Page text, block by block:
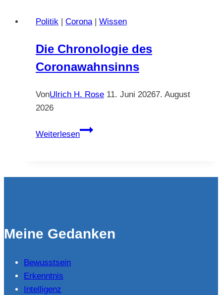
bis
Unfähigkeit.
Ulrich
Rose
Politik Corona| Wissen
Die Chronologie des
Coronawahnsinns
VonUlrich H. Rose 11. Juni 20267. August
2026
Weiterlesen
Die
Meine Gedanken
Bewusstsein
Erkenntnis
Intelligenz